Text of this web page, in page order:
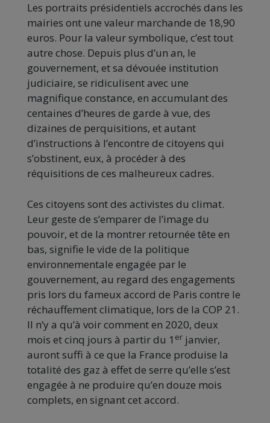
Les portraits présidentiels accrochés dans les
mairies ont une valeur marchande de 18,90
euros. Pour la valeur symbolique, c’est tout
autre chose. Depuis plus d’un an, le
gouvernement, et sa dévouée institution
judiciaire, se ridiculisent avec une
magnifique constance, en accumulant des
centaines d’heures de garde à vue, des
dizaines de perquisitions, et autant
d’instructions à l’encontre de citoyens qui
s’obstinent, eux, à procéder à des
réquisitions de ces malheureux cadres.
Ces citoyens sont des activistes du climat.
Leur geste de s’emparer de l’image du
pouvoir, et de la montrer retournée tête en
bas, signifie le vide de la politique
environnementale engagée par le
gouvernement, au regard des engagements
pris lors du fameux accord de Paris contre le
réchauffement climatique, lors de la COP 21.
Il n’y a qu’à voir comment en 2020, deux
mois et cinq jours à partir du 1 er janvier,
auront suffi à ce que la France produise la
totalité des gaz à effet de serre qu’elle s’est
engagée à ne produire qu’en douze mois
complets, en signant cet accord.